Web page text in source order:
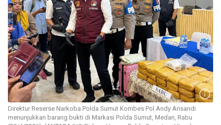
Direktur Reserse Narkoba Polda Sumut Kombes Pol Andy Arisandi
menunjukkan barang bukti di Markasi Polda Sumut, Medan, Rabu